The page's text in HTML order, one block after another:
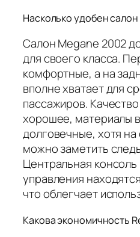
Насколько удобен
Салон Megane 2002
для своего класса.
комфортные, а на
вполне хватает для
пассажиров.
хорошее, материалы
долговечные, хотя
можно заметить
Центральная
управления
что облегчает
Какова экономичность